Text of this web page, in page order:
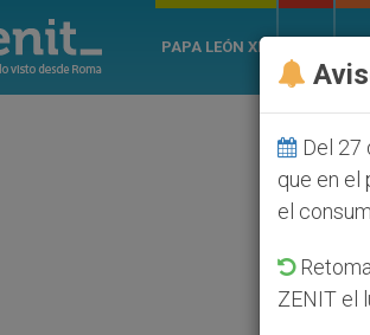
PAPA LEÓN XIV
Del 27
que en el
el
ZENIT el